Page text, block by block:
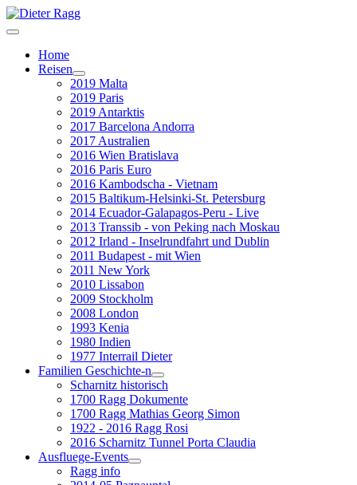
Home
Reisen
2019 Malta
2019 Paris
2019 Antarktis
2017 Barcelona Andorra
2017 Australien
2016 Wien Bratislava
2016 Paris Euro
2016 Kambodscha - Vietnam
2015 Baltikum-Helsinki-St. Petersburg
2014 Ecuador-Galapagos-Peru - Live
2013 Transsib - von Peking nach Moskau
2012 Irland - Inselrundfahrt und Dublin
2011 Budapest - mit Wien
2011 New York
2010 Lissabon
2009 Stockholm
2008 London
1993 Kenia
1980 Indien
1977 Interrail Dieter
Familien Geschichte-n
Scharnitz historisch
1700 Ragg Dokumente
1700 Ragg Mathias Georg Simon
1922 - 2016 Ragg Rosi
2016 Scharnitz Tunnel Porta Claudia
Ausfluege-Events
Ragg info